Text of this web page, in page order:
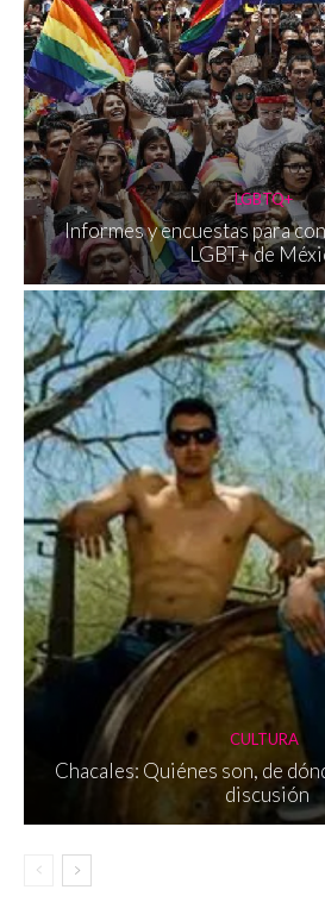
LGBTQ+
Informes y encuestas para
LGBT+ de
CULTURA
Chacales: Quiénes son, de
discusión